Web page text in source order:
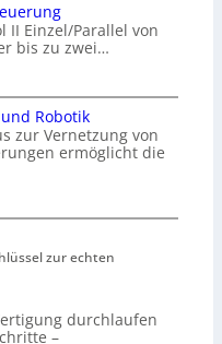
II Einzel/Parallel von
bis zu zwei…
Robotik
zur Vernetzung von
ermöglicht die
zur echten
durchlaufen
–